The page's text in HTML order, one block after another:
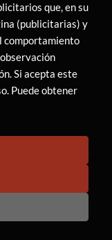
Reservados
que, en su
(publicitarias) y
comportamiento
Si acepta este
Puede obtener